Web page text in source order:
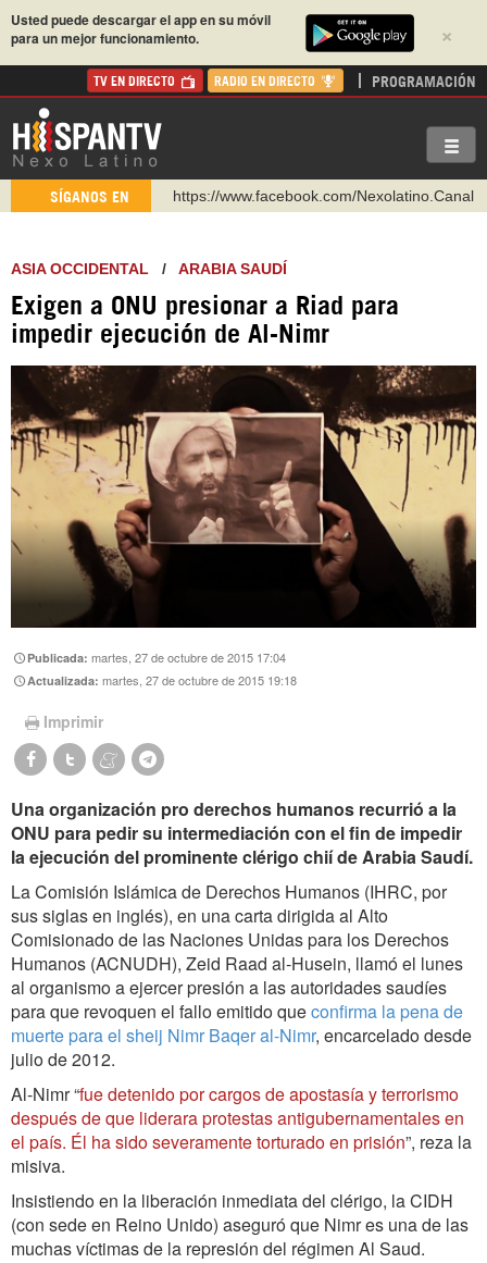
×
Usted puede descargar el app en su móvil
para un mejor funcionamiento.
TV EN DIRECTO RADIO EN DIRECTO PROGRAMACIÓN
SÍGANOS EN
https://www.facebook.com/Nexolatino.Canal
http://twitter.com/nexo_latino
https://t.me/hispantvcanal
https://urmedium.com/c/hispantv
Instagram como: hispan_tv
ASIA OCCIDENTAL / ARABIA SAUDÍ
Exigen a ONU presionar a Riad para
impedir ejecución de Al-Nimr
Publicada:martes, 27 de octubre de 2015 17:04
Actualizada:martes, 27 de octubre de 2015 19:18
Imprimir
Una organización pro derechos humanos recurrió a la
ONU para pedir su intermediación con el fin de impedir
la ejecución del prominente clérigo chií de Arabia Saudí.
La Comisión Islámica de Derechos Humanos (IHRC, por
sus siglas en inglés), en una carta dirigida al Alto
Comisionado de las Naciones Unidas para los Derechos
Humanos (ACNUDH), Zeid Raad al-Husein, llamó el lunes
al organismo a ejercer presión a las autoridades saudíes
para que revoquen el fallo emitido queconfirma la pena de
muerte para el sheij Nimr Baqer al-Nimr, encarcelado desde
julio de 2012.
Al-Nimr “fue detenido por cargos de apostasía y terrorismo
después de que liderara protestas antigubernamentales en
el país. Él ha sido severamente torturado en prisión”, reza la
misiva.
Insistiendo en la liberación inmediata del clérigo, la CIDH
(con sede en Reino Unido) aseguró que Nimr es una de las
muchas víctimas de la represión del régimen Al Saud.